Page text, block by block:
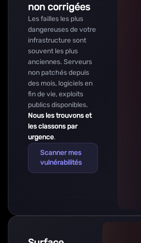
non corrigées
Les failles les plus
dangereuses de votre
infrastructure sont
souvent les plus
anciennes. Serveurs
non patchés depuis
des mois, logiciels en
fin de vie, exploits
publics disponibles.
Nous les trouvons et
les classons par
urgence.
Scanner mes
vulnérabilités